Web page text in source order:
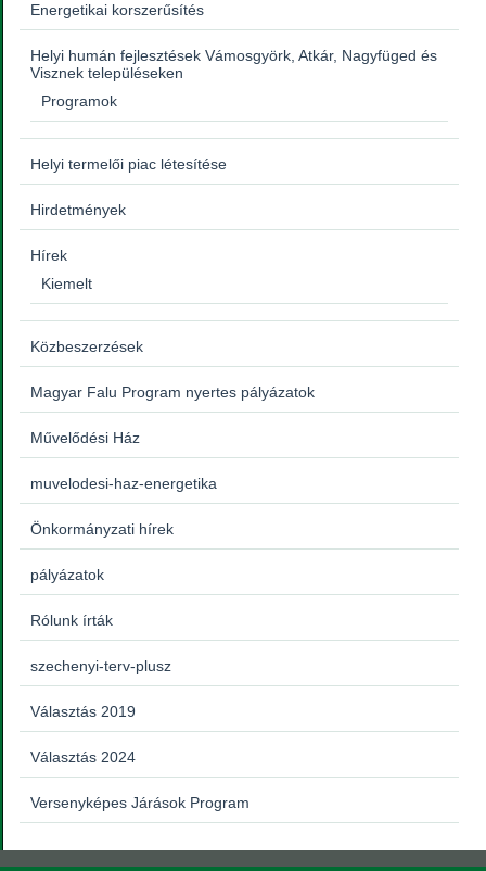
Energetikai korszerűsítés
Helyi humán fejlesztések Vámosgyörk, Atkár, Nagyfüged és
Visznek településeken
Programok
Helyi termelői piac létesítése
Hirdetmények
Hírek
Kiemelt
Közbeszerzések
Magyar Falu Program nyertes pályázatok
Művelődési Ház
muvelodesi-haz-energetika
Önkormányzati hírek
pályázatok
Rólunk írták
szechenyi-terv-plusz
Választás 2019
Választás 2024
Versenyképes Járások Program